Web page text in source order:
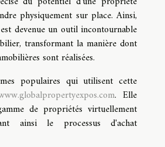
physiquement sur place. Ainsi,
devenue un outil incontournable
transformant la manière dont
sont réalisées.
populaires qui utilisent cette
. Elle
de propriétés virtuellement
ainsi le processus d'achat